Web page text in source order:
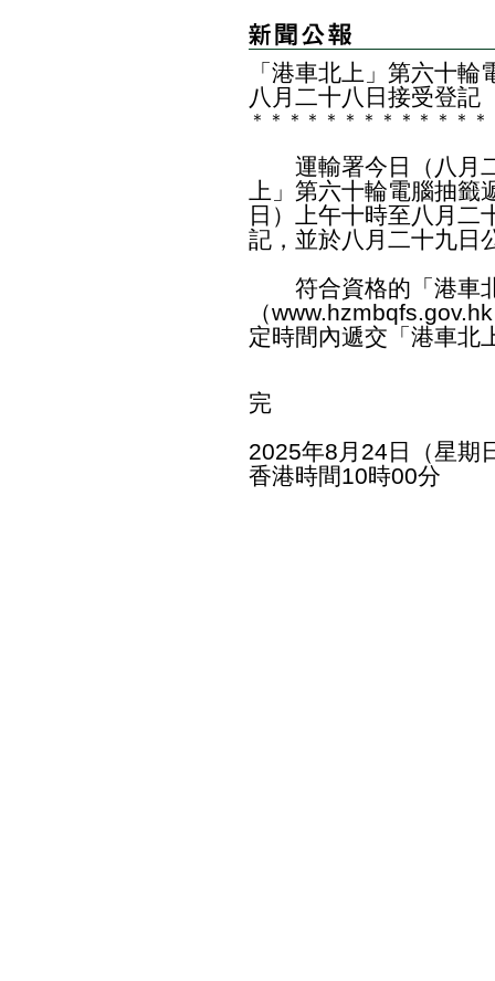
「港車北上」第六十
八月二十八日接受登記
＊ ＊ ＊ ＊ ＊ ＊ ＊ ＊ ＊ ＊ ＊ ＊ ＊
運輸署今日（八月二
上」第六十輪電腦抽
日）上午十時至八月二
記，並於八月二十九日
符合資格的「港車北
（www.hzmbqfs.gov.hk
定時間內遞交「港車北
完
2025年8月24日（星期
香港時間10時00分